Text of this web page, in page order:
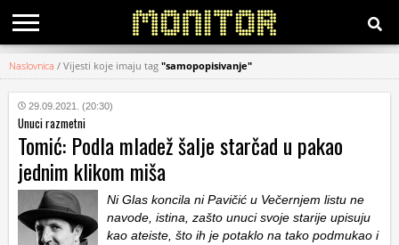
KATEGORIJE
HRVATSKI
WEB
Naslovnica / Vijesti koje imaju tag "samopopisivanje"
29.09.2021. (20:30)
Unuci razmetni
Tomić: Podla mladež šalje starčad u pakao
jednim klikom miša
Ni Glas koncila ni Pavičić u Večernjem listu ne
navode, istina, zašto unuci svoje starije upisuju
kao ateiste, što ih je potaklo na tako podmukao i